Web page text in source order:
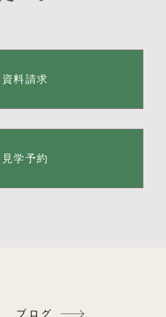
資料請求
見学予約
ブログ